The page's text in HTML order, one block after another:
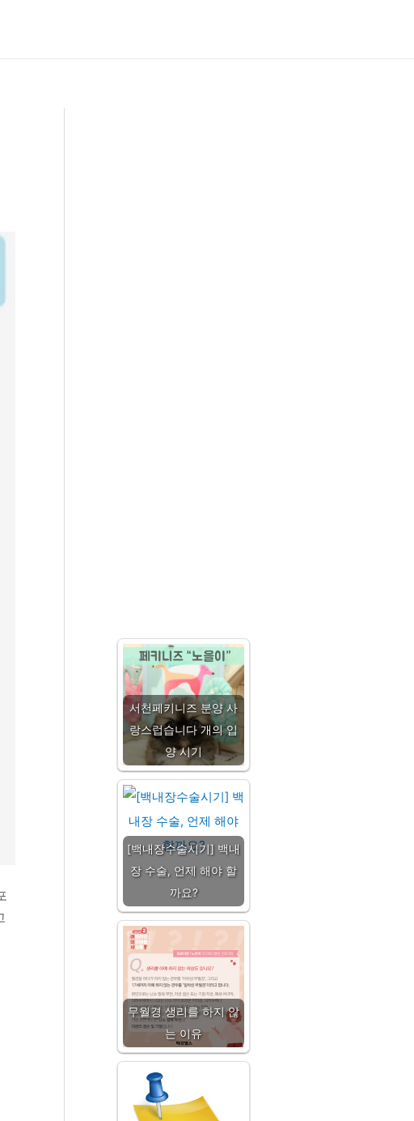
서천페키니즈 분양 사
랑스럽습니다 개의 입
양 시기
[백내장수술시기] 백내
장 수술, 언제 해야 할
까요?
무월경 생리를 하지 않
는 이유